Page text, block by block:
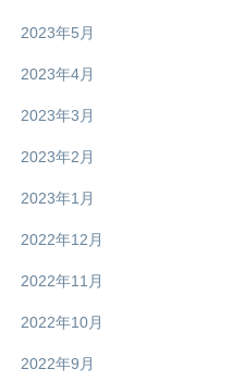
2023年5月
2023年4月
2023年3月
2023年2月
2023年1月
2022年12月
2022年11月
2022年10月
2022年9月